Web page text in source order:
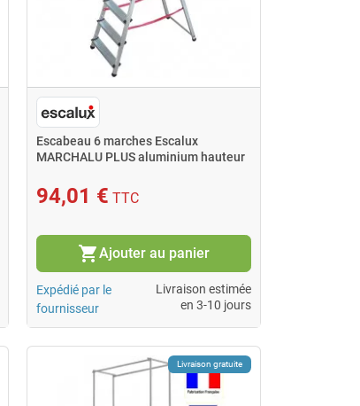
Escabeau 6 marches Escalux
MARCHALU PLUS aluminium hauteur
94,01 € TTC
shopping_cartAjouter au panier
Expédié par le
fournisseur
Livraison estimée
en 3-10 jours
Livraison gratuite